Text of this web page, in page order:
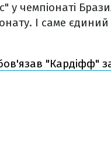
чемпіонаті
І саме
"Кардіфф"